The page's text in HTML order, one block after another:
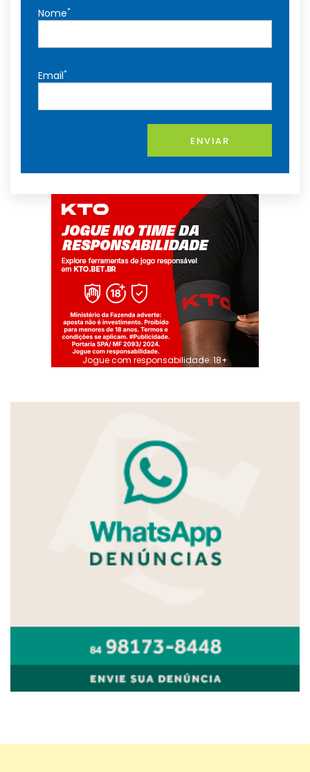
Nome*
Email*
ENVIAR
Jogue com responsabilidade. 18+